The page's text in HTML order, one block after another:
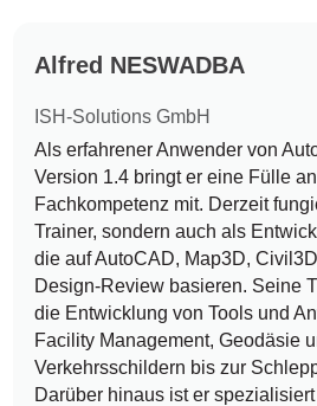
Alfred NESWADBA
ISH-Solutions GmbH
Als erfahrener Anwender von
Version 1.4 bringt er eine Fülle
Fachkompetenz mit. Derzeit
Trainer, sondern auch als
die auf AutoCAD, Map3D,
Design-Review basieren. Seine
die Entwicklung von Tools und
Facility Management, Geodäsie
Verkehrsschildern bis zur
Darüber hinaus ist er